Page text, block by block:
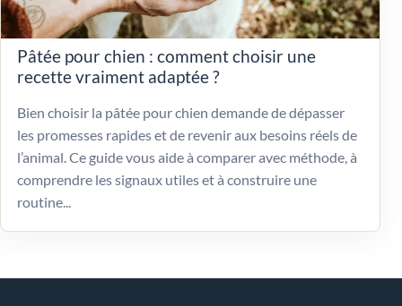
Pâtée pour chien : comment choisir une
recette vraiment adaptée ?
Bien choisir la pâtée pour chien demande de dépasser
les promesses rapides et de revenir aux besoins réels de
l’animal. Ce guide vous aide à comparer avec méthode, à
comprendre les signaux utiles et à construire une
routine...